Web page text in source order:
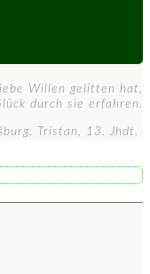
Willen gelitten hat,
durch sie erfahren.
Tristan, 13. Jhdt.